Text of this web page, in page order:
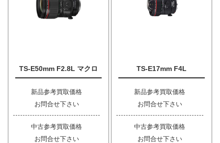
TS-E50mm F2.8L マクロ
新品参考買取価格
お問合せ下さい
中古参考買取価格
お問合せ下さい
TS-E17mm F4L
新品参考買取価格
お問合せ下さい
中古参考買取価格
お問合せ下さい